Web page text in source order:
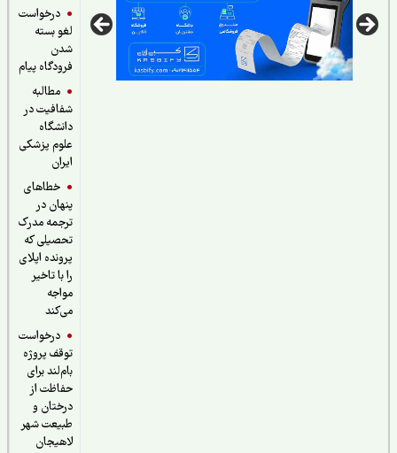
درخواست
لغو بسته
فرودگاه پیام
مطالبه
شفافیت در
دانشگاه
علوم پزشکی
خطاهای
پنهان در
ترجمه مدرک
تحصیلی که
پرونده اپلای
را با تاخیر
درخواست
توقف پروژه
بام‌لند برای
حفاظت از
درختان و
طبیعت شهر
لاهیجان